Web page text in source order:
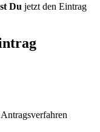
Du jetzt den Eintrag